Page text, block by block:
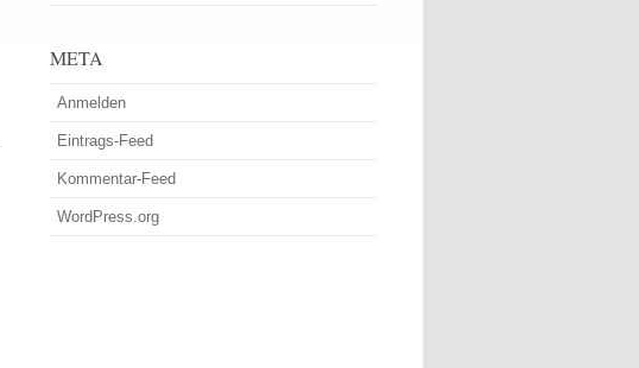
META
Anmelden
Eintrags-Feed
Kommentar-Feed
WordPress.org